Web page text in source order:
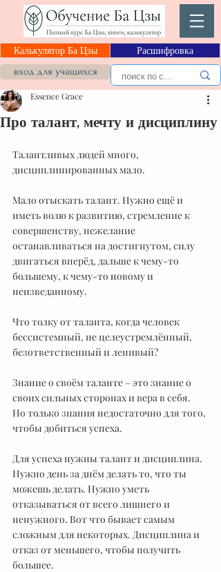
Калькулятор Ба Цзы Расшифровка
вход для учащихся
Про талант, мечту и дисциплину
Essence Grace
Талантливых людей много,
дисциплинированных мало.
Мало отыскать талант. Нужно ещё и
иметь волю к развитию, стремление к
совершенству, нежелание
останавливаться на достигнутом, силу
двигаться вперёд, дальше к чему-то
большему, к чему-то новому и
неизведанному.
Что толку от таланта, когда человек
бессистемный, не целеустремлённый,
безответственный и ленивый?
Знание о своём таланте – это знание о
своих сильных сторонах и вера в себя.
Но только знания недостаточно для того,
чтобы добиться успеха.
Для успеха нужны талант и дисциплина.
Нужно день за днём делать то, что ты
можешь делать. Нужно уметь
отказываться от всего лишнего и
ненужного. Вот что бывает самым
сложным для некоторых. Дисциплина и
отказ от меньшего, чтобы получить
большее.